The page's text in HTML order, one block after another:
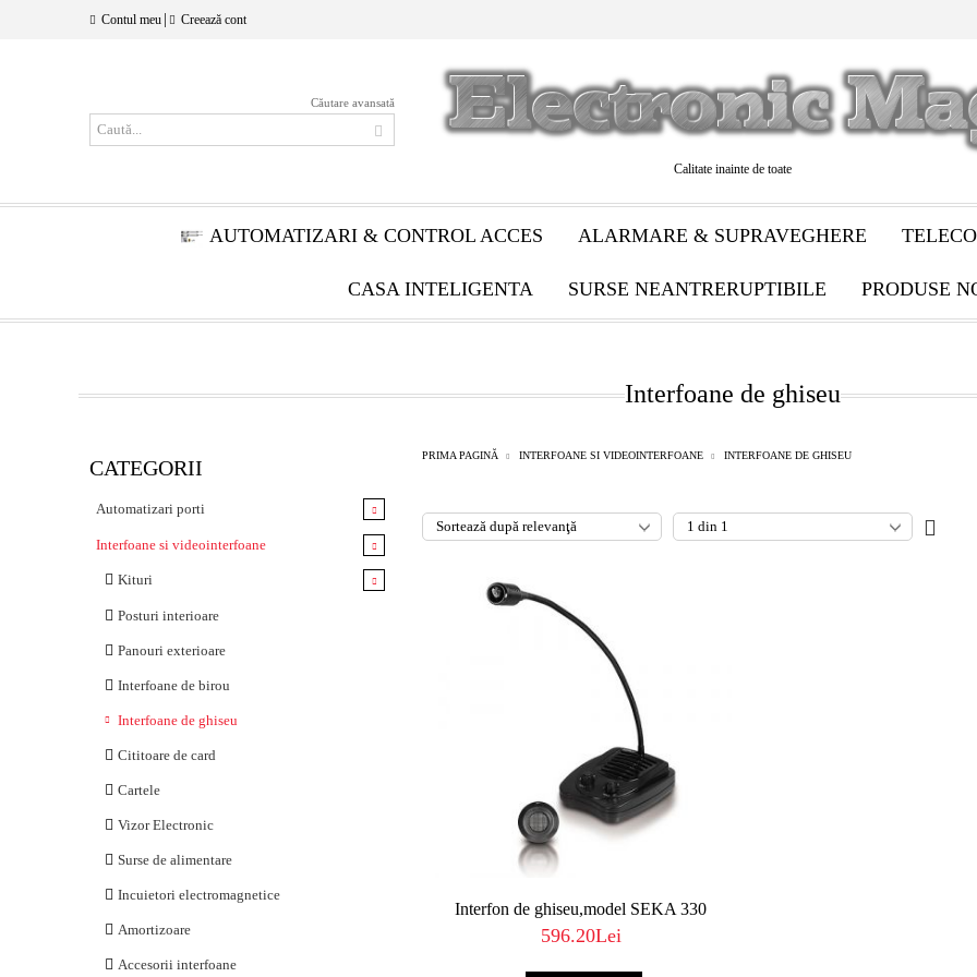
Contul meu Creează cont
Căutare avansată
Calitate inainte de toate
AUTOMATIZARI & CONTROL ACCES ALARMARE & SUPRAVEGHERE
CASA INTELIGENTA SURSE NEANTRERUPTIBILE PRODUSE
CATEGORII
Automatizari porti
Kituri
Kituri pentru porti batante
Kituri pentru porti culisante
Kituri pentru usi de garaj
Comenzi radio
Kituri pentru porti pietonale
Motoare usi pietonale
Motoare porti batante
Motoare porti culisante
Motoare usi de garaj
Unitati de comanda
Fotocelule
Selectoare
Lampi
Controlere de bucla
Receptoare radio
Antene
Telecomenzi
Interfoane si videointerfoane
Kituri
Interfoane pentru vile
Videointerfoane pentru vile
Interfoane pentru blocuri
Videointerfoane pentru blocuri
Posturi interioare
Panouri exterioare
Interfoane de birou
Interfoane de ghiseu
Cititoare de card
Cartele
Vizor Electronic
Surse de alimentare
Incuietori electromagnetice
Amortizoare
Accesorii interfoane
PRIMA PAGINĂ INTERFOANE SI VIDEOINTERFOANE INTERFOANE DE GHISEU
Interfoane de ghiseu
Interfon de ghiseu,model SEKA 330
596.20Lei